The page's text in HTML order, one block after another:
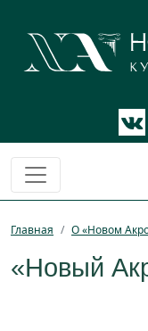
Главная О «Новом
«Новый